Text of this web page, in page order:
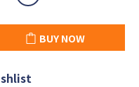
BUY NOW